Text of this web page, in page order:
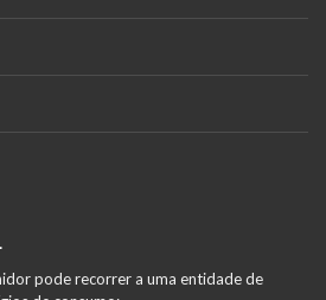
pode recorrer a uma entidade de